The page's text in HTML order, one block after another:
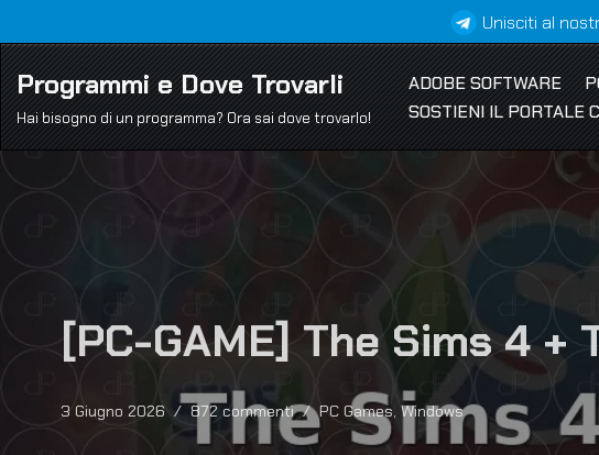
Vai
al
contenuto
Unisciti al
Programmi e Dove Trovarli
Hai bisogno di un programma? Ora sai dove trovarlo!
ADOBE SOFTWARE
SOSTIENI IL PORTALE
[PC-GAME] The Sims 4 +
3 Giugno 2026 872 commenti PC Games, Windows